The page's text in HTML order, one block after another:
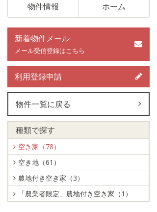
物件情報 ホーム
新着物件メール
メール受信登録はこちら
利用登録申請
物件一覧に戻る
種類で探す
空き家（78）
空き地（61）
農地付き空き家（3）
「農業者限定」農地付き空き家（1）